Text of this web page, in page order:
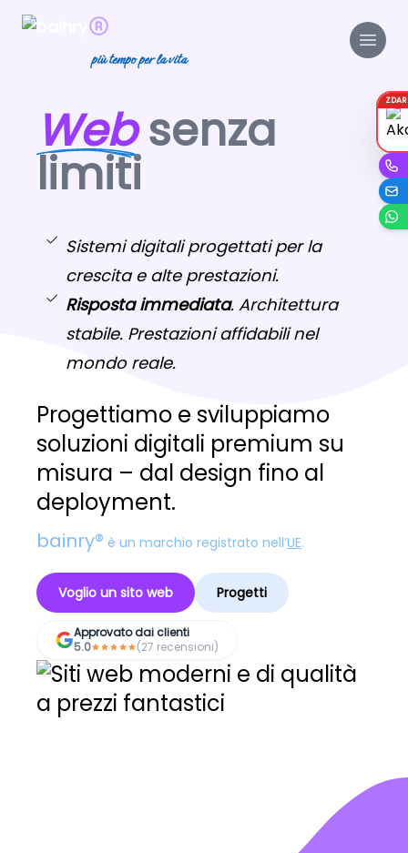
più tempo per la vita
Websenza
limiti
Sistemi digitali progettati per la
crescita e alte prestazioni.
Risposta immediata. Architettura
stabile. Prestazioni affidabili nel
mondo reale.
Progettiamo e sviluppiamo
soluzioni digitali premium su
misura – dal design fino al
deployment.
bainry® è un marchio registrato nell’UE.
Voglio un sito web Progetti
Approvato dai clienti
5.0
(27 recensioni)